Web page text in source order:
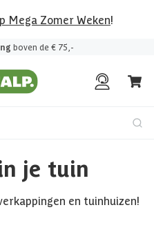
Mega Zomer Weken!
boven de € 75,-
je tuin
en tuinhuizen!